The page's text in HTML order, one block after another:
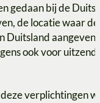
gedaan bij de
de locatie waar
Duitsland
ook voor
verplichtingen